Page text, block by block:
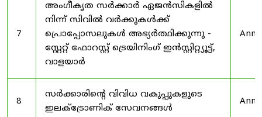
7
അംഗീകൃത സർക്കാർ ഏജൻസികളിൽ
നിന്ന് സിവിൽ വർക്കുകൾക്ക്
പ്രൊപ്പോസലുകൾ അഭ്യർത്ഥിക്കുന്നു -
സ്റ്റേറ്റ് ഫോറസ്റ്റ് ട്രെയിനിംഗ് ഇൻസ്റ്റിറ്റ്യൂട്ട്,
വാളയാർ
8
സർക്കാരിന്റെ വിവിധ വകുപ്പുകളുടെ
ഇലക്ട്രോണിക് സേവനങ്ങൾ